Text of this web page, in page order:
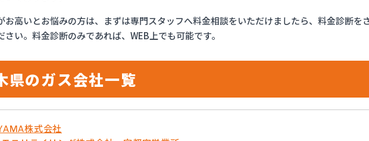
お高いとお悩みの方は、まずは専門スタッフへ料金相談をいただけましたら、料金診断を
さい。料金診断のみであれば、WEB上でも可能です。
県のガス会社一覧
株式会社